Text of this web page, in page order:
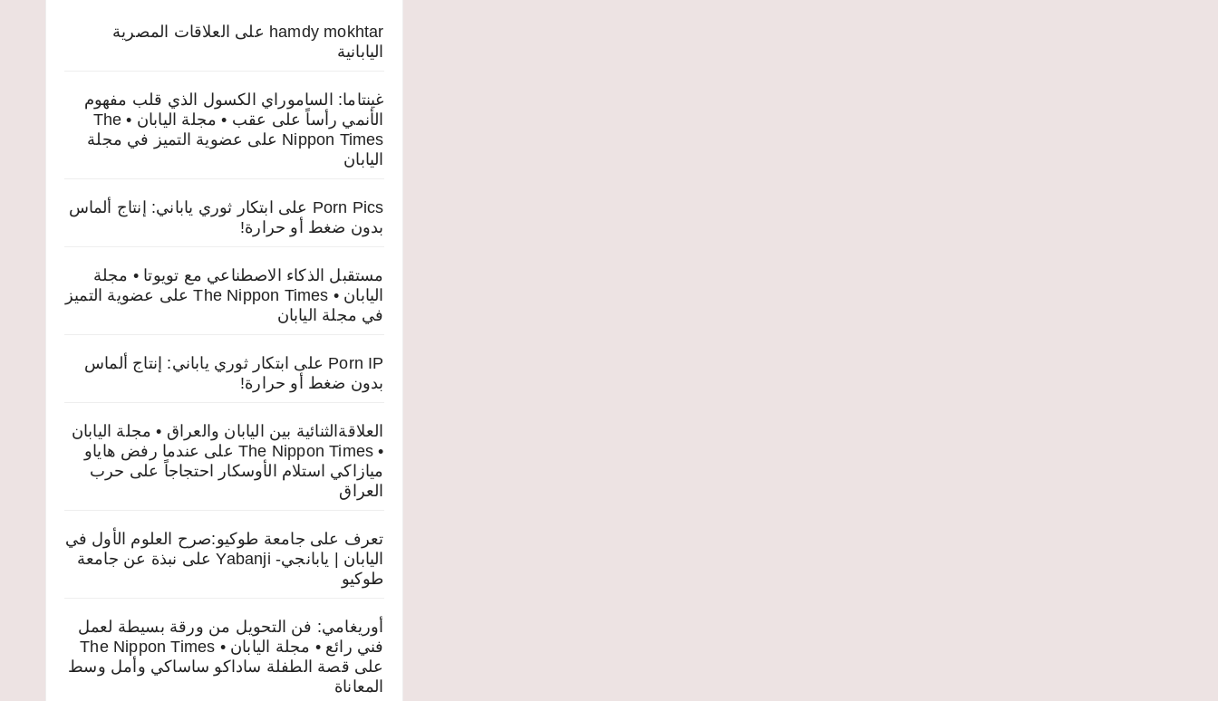
hamdy mokhtar على العلاقات المصرية
اليابانية
غينتاما: الساموراي الكسول الذي قلب مفهوم
الأنمي رأساً على عقب • مجلة اليابان • The
Nippon Times على عضوية التميز في مجلة
اليابان
Porn Pics على
ابتكار ثوري ياباني: إنتاج ألماس
بدون ضغط أو حرارة!
مستقبل الذكاء الاصطناعي مع تويوتا • مجلة
اليابان • The Nippon Times
على عضوية التميز
في مجلة اليابان
Porn IP على ابتكار ثوري ياباني: إنتاج ألماس
بدون ضغط أو حرارة!
العلاقةالثنائية بين اليابان والعراق • مجلة اليابان
• The Nippon Times
على عندما رفض هاياو
ميازاكي استلام الأوسكار احتجاجاً على حرب
العراق
تعرف على جامعة طوكيو:صرح العلوم الأول في
اليابان | يابانجي- Yabanji
على نبذة عن جامعة
طوكيو
أوريغامي: فن التحويل من ورقة بسيطة لعمل
فني رائع • مجلة اليابان • The Nippon Times
على قصة الطفلة ساداكو ساساكي وأمل وسط
المعاناة